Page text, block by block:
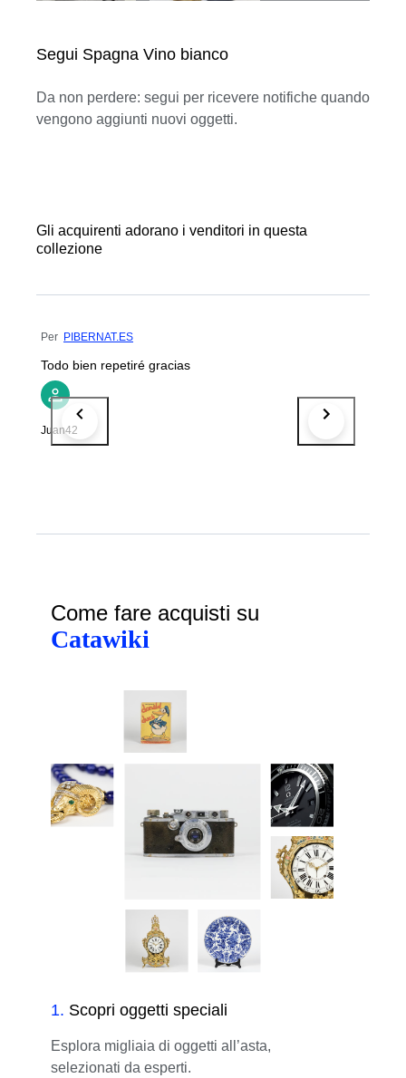
Segui Spagna Vino bianco
Da non perdere: segui per ricevere notifiche quando
vengono aggiunti nuovi oggetti.
Gli acquirenti adorano i venditori in questa
collezione
Per PIBERNAT.ES
Todo bien repetiré gracias
Juan42
Come fare acquisti su
Catawiki
1. Scopri oggetti speciali
Esplora migliaia di oggetti all’asta,
selezionati da esperti.